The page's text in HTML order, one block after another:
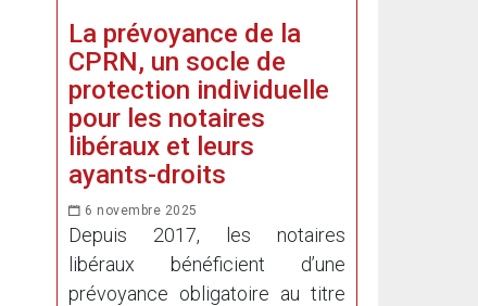
La prévoyance de la
CPRN, un socle de
protection individuelle
pour les notaires
libéraux et leurs
ayants-droits
6 novembre 2025
Depuis 2017, les notaires
libéraux bénéficient d’une
prévoyance obligatoire au titre